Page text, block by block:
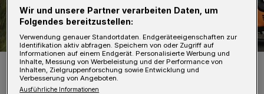
Am feiertag ruht der Betrieb, weiter geht es Freitag.
Foto: AWG
Wir und unsere Partner verarbeiten Daten, um
Folgendes bereitzustellen:
Verwendung genauer Standortdaten. Endgeräteeigenschaften zur
Identifikation aktiv abfragen. Speichern von oder Zugriff auf
Informationen auf einem Endgerät. Personalisierte Werbung und
Inhalte, Messung von Werbeleistung und der Performance von
Inhalten, Zielgruppenforschung sowie Entwicklung und
Verbesserung von Angeboten.
Ausführliche Informationen